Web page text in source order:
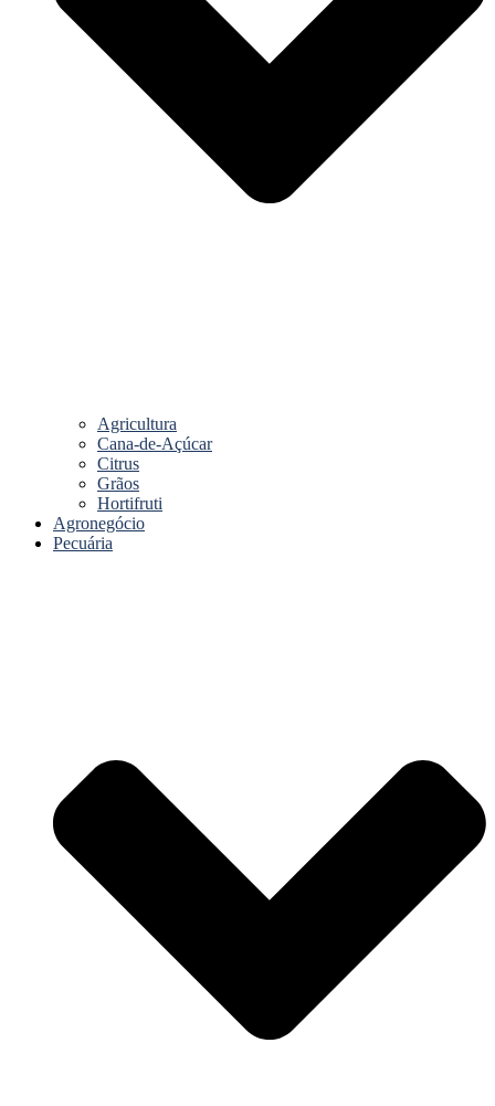
Agricultura
Cana-de-Açúcar
Citrus
Grãos
Hortifruti
Agronegócio
Pecuária